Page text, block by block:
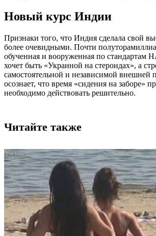
Новый курс Индии
Признаки того, что Индия сделала свой
более очевидными. Почти
обученная и вооруженная по стандартам
хочет быть «Украиной на стероидах», а
самостоятельной и независимой внешней
осознает, что время «сидения на заборе»
необходимо действовать решительно.
Читайте также